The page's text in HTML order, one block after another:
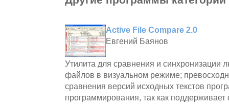
Active File Compare 2.0
Евгений Баянов
Утилита для сравнения и синхронизации
файлов в визуальном режиме;
сравнения версий исходных текстов
программирования, так как поддерживает